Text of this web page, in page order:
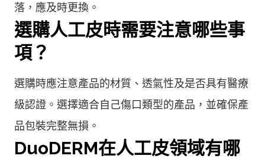
落，應及時更換。
選購人工皮時需要注意哪些事
項？
選購時應注意產品的材質、透氣性及是否具有醫療
級認證。選擇適合自己傷口類型的產品，並確保產
品包裝完整無損。
DuoDERM在人工皮領域有哪